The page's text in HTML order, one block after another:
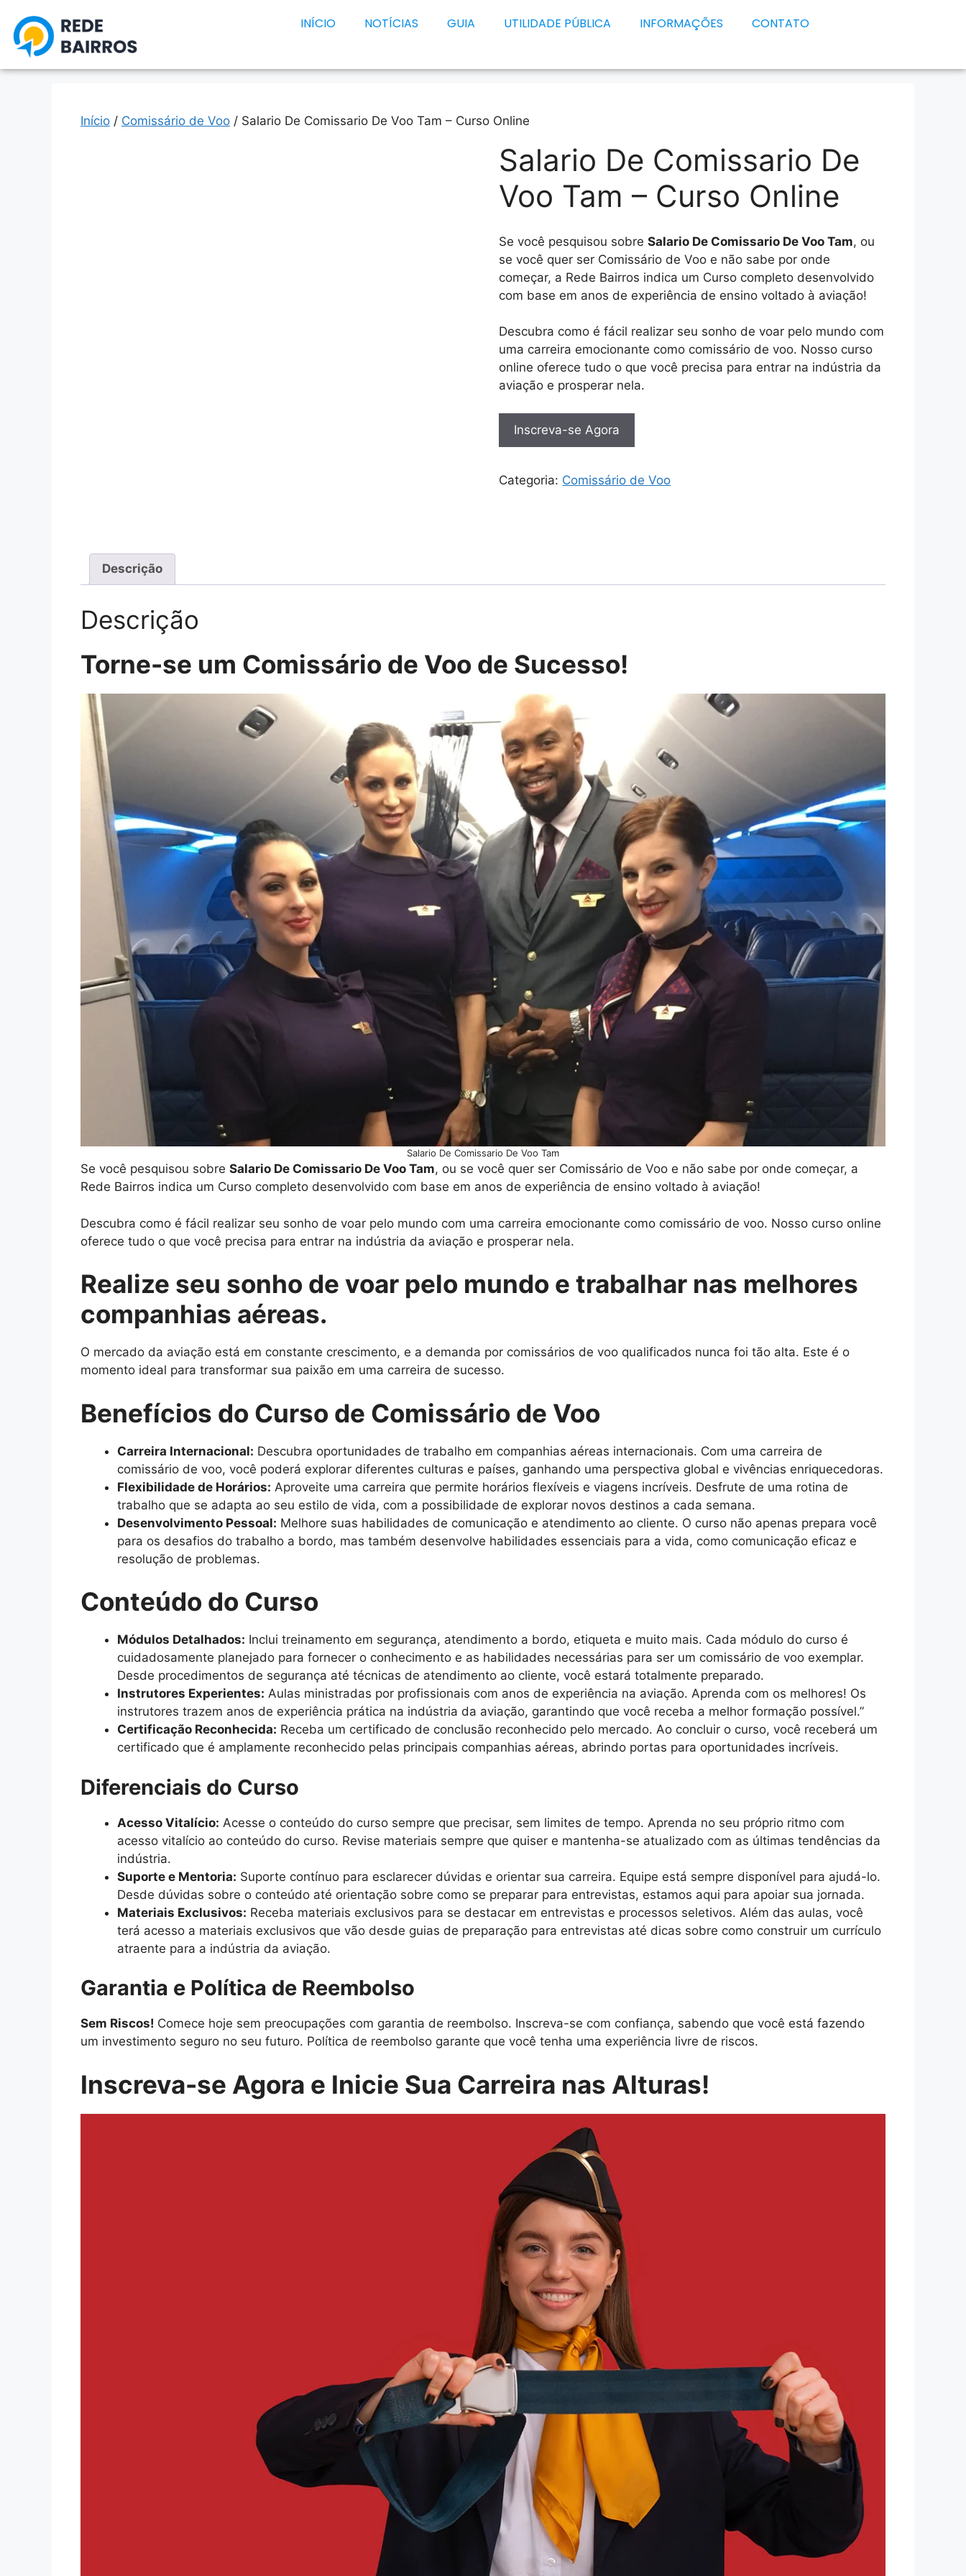
INÍCIO NOTÍCIAS GUIA UTILIDADE PÚBLICA INFORMAÇÕES CONTATO
Início / Comissário de Voo / Salario De Comissario De Voo Tam – Curso Online
Salario De Comissario De
Voo Tam – Curso Online
Se você pesquisou sobreSalario De Comissario De Voo Tam, ou
se você quer ser Comissário de Voo e não sabe por onde
começar, a Rede Bairros indica um Curso completo desenvolvido
com base em anos de experiência de ensino voltado à aviação!
Descubra como é fácil realizar seu sonho de voar pelo mundo com
uma carreira emocionante como comissário de voo. Nosso curso
online oferece tudo o que você precisa para entrar na indústria da
aviação e prosperar nela.
Inscreva-se Agora
Categoria: Comissário de Voo
Descrição
Descrição
Torne-se um Comissário de Voo de Sucesso!
Salario De Comissario De Voo Tam
Se você pesquisou sobre Salario De Comissario De Voo Tam, ou se você quer ser Comissário de Voo e não sabe por onde começar, a
Rede Bairros indica um Curso completo desenvolvido com base em anos de experiência de ensino voltado à aviação!
Descubra como é fácil realizar seu sonho de voar pelo mundo com uma carreira emocionante como comissário de voo. Nosso curso online
oferece tudo o que você precisa para entrar na indústria da aviação e prosperar nela.
Realize seu sonho de voar pelo mundo e trabalhar nas melhores
companhias aéreas.
O mercado da aviação está em constante crescimento, e a demanda por comissários de voo qualificados nunca foi tão alta. Este é o
momento ideal para transformar sua paixão em uma carreira de sucesso.
Benefícios do Curso de Comissário de Voo
Carreira Internacional: Descubra oportunidades de trabalho em companhias aéreas internacionais. Com uma carreira de
comissário de voo, você poderá explorar diferentes culturas e países, ganhando uma perspectiva global e vivências enriquecedoras.
Flexibilidade de Horários: Aproveite uma carreira que permite horários flexíveis e viagens incríveis. Desfrute de uma rotina de
trabalho que se adapta ao seu estilo de vida, com a possibilidade de explorar novos destinos a cada semana.
Desenvolvimento Pessoal: Melhore suas habilidades de comunicação e atendimento ao cliente. O curso não apenas prepara você
para os desafios do trabalho a bordo, mas também desenvolve habilidades essenciais para a vida, como comunicação eficaz e
resolução de problemas.
Conteúdo do Curso
Módulos Detalhados: Inclui treinamento em segurança, atendimento a bordo, etiqueta e muito mais. Cada módulo do curso é
cuidadosamente planejado para fornecer o conhecimento e as habilidades necessárias para ser um comissário de voo exemplar.
Desde procedimentos de segurança até técnicas de atendimento ao cliente, você estará totalmente preparado.
Instrutores Experientes: Aulas ministradas por profissionais com anos de experiência na aviação. Aprenda com os melhores! Os
instrutores trazem anos de experiência prática na indústria da aviação, garantindo que você receba a melhor formação possível.”
Certificação Reconhecida: Receba um certificado de conclusão reconhecido pelo mercado. Ao concluir o curso, você receberá um
certificado que é amplamente reconhecido pelas principais companhias aéreas, abrindo portas para oportunidades incríveis.
Diferenciais do Curso
Acesso Vitalício: Acesse o conteúdo do curso sempre que precisar, sem limites de tempo. Aprenda no seu próprio ritmo com
acesso vitalício ao conteúdo do curso. Revise materiais sempre que quiser e mantenha-se atualizado com as últimas tendências da
indústria.
Suporte e Mentoria: Suporte contínuo para esclarecer dúvidas e orientar sua carreira. Equipe está sempre disponível para ajudá-lo.
Desde dúvidas sobre o conteúdo até orientação sobre como se preparar para entrevistas, estamos aqui para apoiar sua jornada.
Materiais Exclusivos: Receba materiais exclusivos para se destacar em entrevistas e processos seletivos. Além das aulas, você
terá acesso a materiais exclusivos que vão desde guias de preparação para entrevistas até dicas sobre como construir um currículo
atraente para a indústria da aviação.
Garantia e Política de Reembolso
Sem Riscos! Comece hoje sem preocupações com garantia de reembolso. Inscreva-se com confiança, sabendo que você está fazendo
um investimento seguro no seu futuro. Política de reembolso garante que você tenha uma experiência livre de riscos.
Inscreva-se Agora e Inicie Sua Carreira nas Alturas!